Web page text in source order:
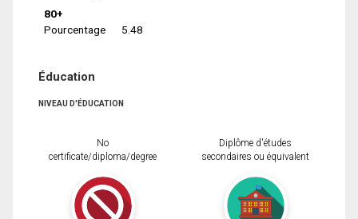
80+
Pourcentage
5.48
Éducation
NIVEAU D'ÉDUCATION
No
certificate/diploma/degree
Diplôme d'études
secondaires ou équivalent